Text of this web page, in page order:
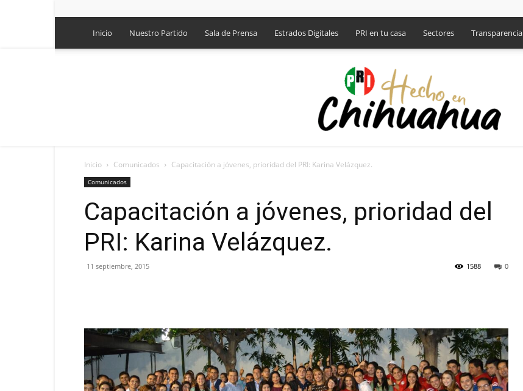
Inicio Nuestro Partido Sala de Prensa Estrados Digitales PRI en tu casa Sectores Transparencia
CDE
Inicio Comunicados Capacitación a jóvenes, prioridad del PRI: Karina Velázquez.
Comunicados
Capacitación a jóvenes, prioridad del
PRI: Karina Velázquez.
11 septiembre, 2015 0
1588